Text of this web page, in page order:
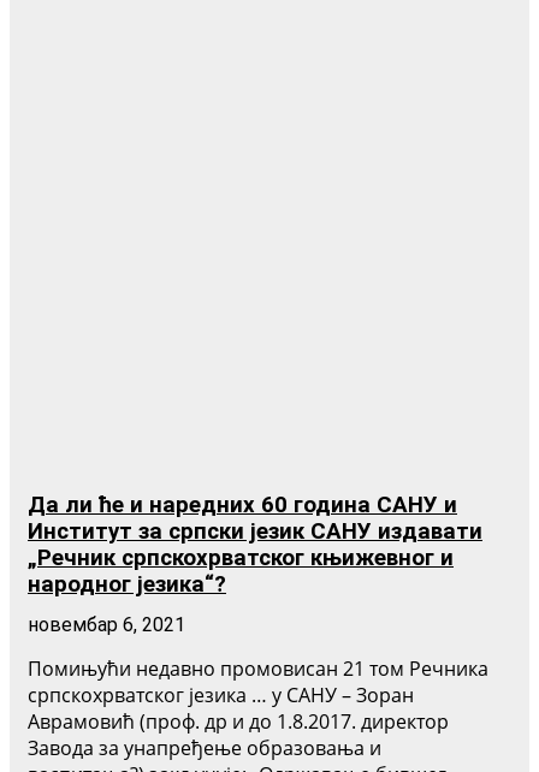
Да ли ће и наредних 60 година САНУ и
Институт за српски језик САНУ издавати
„Речник српскохрватског књижевног и
народног језика“?
новембар 6, 2021
Помињући недавно промовисан 21 том Речника
српскохрватског језика … у САНУ – Зоран
Аврамовић (проф. др и до 1.8.2017. директор
Завода за унапређење образовања и